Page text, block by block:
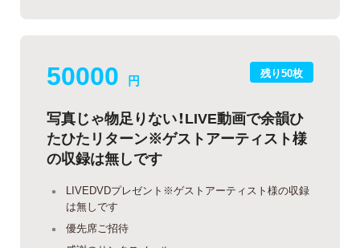
残り50枚
50000 円
写真じゃ物足りない！LIVE動画で余韻ひ
たひたリターン※ゲストアーティスト様
の収録は無しです
LIVEDVDプレゼント※ゲストアーティスト様の収録
は無しです
優先席ご招待